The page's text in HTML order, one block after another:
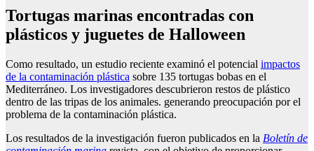
Tortugas marinas encontradas con
plásticos y juguetes de Halloween
Como resultado, un estudio reciente examinó el potencial impactos
de la contaminación plástica sobre 135 tortugas bobas en el
Mediterráneo. Los investigadores descubrieron restos de plástico
dentro de las tripas de los animales. generando preocupación por el
problema de la contaminación plástica.
Los resultados de la investigación fueron publicados en la Boletín de